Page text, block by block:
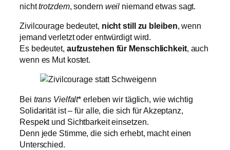
nichttrotzdem, sondern weil niemand etwas sagt.
Zivilcourage bedeutet, nicht still zu bleiben, wenn
jemand verletzt oder entwürdigt wird.
Es bedeutet, aufzustehen für Menschlichkeit, auch
wenn es Mut kostet.
Bei trans Vielfalt* erleben wir täglich, wie wichtig
Solidarität ist – für alle, die sich für Akzeptanz,
Respekt und Sichtbarkeit einsetzen.
Denn jede Stimme, die sich erhebt, macht einen
Unterschied.